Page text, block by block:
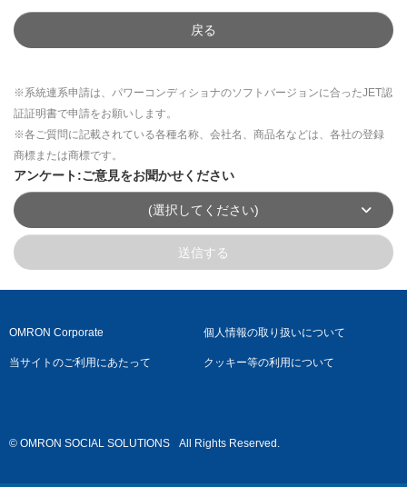
戻る
※系統連系申請は、パワーコンディショナのソフトバージョンに合ったJET認
証証明書で申請をお願いします。
※各ご質問に記載されている各種名称、会社名、商品名などは、各社の登録
商標または商標です。
アンケート:ご意見をお聞かせください
(選択してください)
送信する
OMRON Corporate 個人情報の取り扱いについて
当サイトのご利用にあたって クッキー等の利用について
© OMRON SOCIAL SOLUTIONS All Rights Reserved.